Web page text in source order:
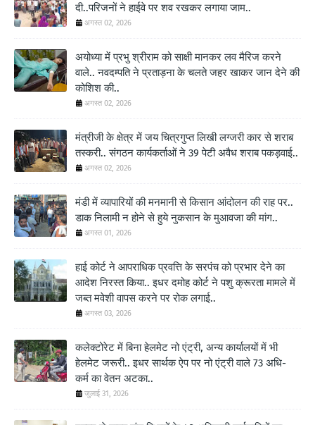
दी..परिजनों ने हाईवे पर शव रखकर लगाया जाम..
अगस्त 02, 2026
अयोध्या में प्रभु श्रीराम को साक्षी मानकर लव मैरिज करने
वाले.. नवदम्पति ने प्रताड़ना के चलते जहर खाकर जान देने की
कोशिश की..
अगस्त 02, 2026
मंत्रीजी के क्षेत्र में जय चित्रगुप्त लिखी लग्जरी कार से शराब
तस्करी.. संगठन कार्यकर्ताओं ने 39 पेटी अवैध शराब पकड़वाई..
अगस्त 02, 2026
मंडी में व्यापारियों की मनमानी से किसान आंदोलन की राह पर..
डाक निलामी न होने से हुये नुकसान के मुआवजा की मांग..
अगस्त 01, 2026
हाई कोर्ट ने आपराधिक प्रवत्ति के सरपंच को प्रभार देने का
आदेश निरस्त किया.. इधर दमोह कोर्ट ने पशु क्रूरता मामले में
जब्त मवेशी वापस करने पर रोक लगाई..
अगस्त 03, 2026
कलेक्टोरेट में बिना हेलमेट नो एंट्री, अन्य कार्यालयों में भी
हेलमेट जरूरी.. इधर सार्थक ऐप पर नो एंट्री वाले 73 अधि-
कर्म का वेतन अटका..
जुलाई 31, 2026